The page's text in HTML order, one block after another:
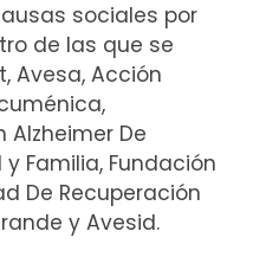
sociales por
de las que se
Avesa, Acción
Alzheimer De
y Familia, Fundación
De Recuperación
y Avesid.